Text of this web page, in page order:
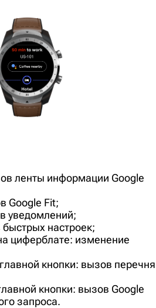
ленты информации Google
Google Fit;
уведомлений;
настроек;
циферблате: изменение
кнопки: вызов перечня
кнопки: вызов Google
запроса.